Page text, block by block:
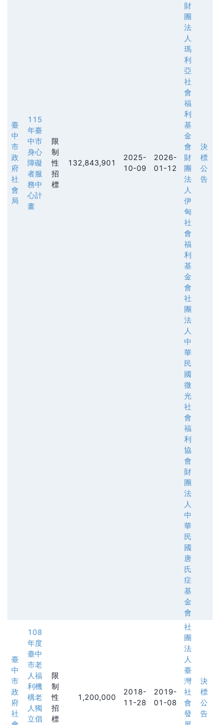
臺
中
市
政
府
社
會
局
115
年臺
中市
身心
障礙
者服
務中
心計
畫
限
制
性
招
標
132,843,901
2025-
10-09
2026-
01-12
財
團
法
人
瑪
利
亞
社
會
福
利
基
金
會
財
團
法
人
伊
甸
社
會
福
利
基
金
會
社
團
法
人
中
華
民
國
微
光
社
會
福
利
協
會
財
團
法
人
中
華
民
國
唐
氏
症
基
金
會
決
標
公
告
臺
中
市
政
府
社
108
年度
臺中
市老
人福
利機
構老
人獨
立倡
限
制
性
招
標
1,200,000
2018-
11-28
2019-
01-08
社
團
法
人
臺
灣
社
會
發
決
標
公
告